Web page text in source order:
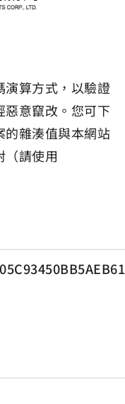
演算方式，以驗證
意竄改。您可下
的雜湊值與本網站
（請使用